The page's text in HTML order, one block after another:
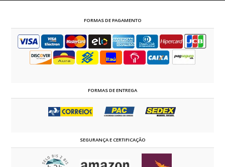
FORMAS DE PAGAMENTO
FORMAS DE ENTREGA
SEGURANÇA E CERTIFICAÇÃO